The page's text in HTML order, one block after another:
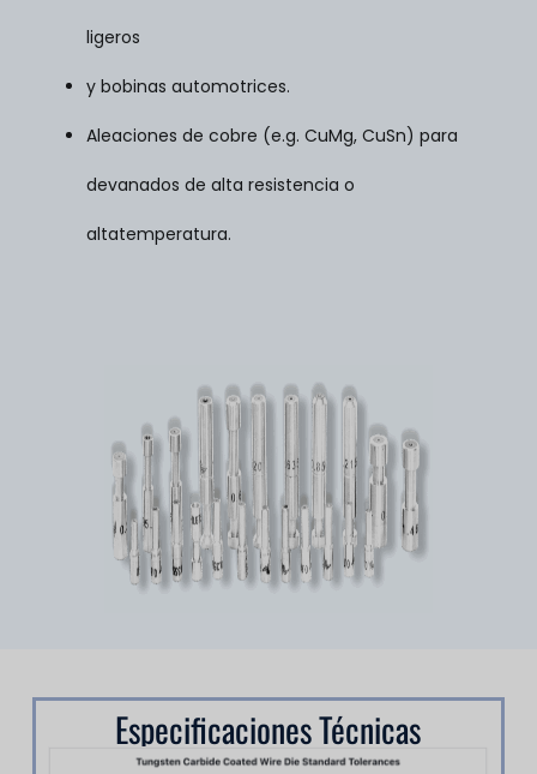
ligeros
y bobinas automotrices.
Aleaciones de cobre (e.g. CuMg, CuSn) para
devanados de alta resistencia o
altatemperatura.
Especificaciones Técnicas